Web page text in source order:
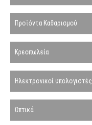
Προϊόντα Καθαρισμού
Κρεοπωλεία
Ηλεκτρονικοί υπολογιστές
Οπτικά